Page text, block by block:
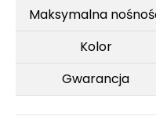
Maksymalna
Kolor
Gwarancja